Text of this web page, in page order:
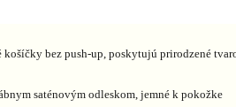
košíčky bez push-up, poskytujú prirodzené
saténovým odleskom, jemné k pokožke